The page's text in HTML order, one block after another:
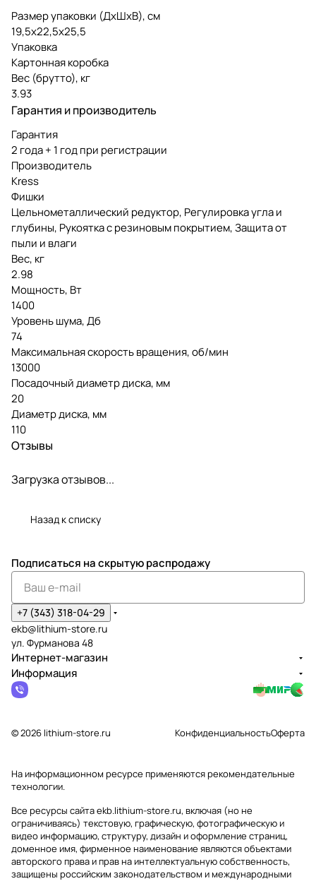
Размер упаковки (ДxШxВ), см
19,5x22,5x25,5
Упаковка
Картонная коробка
Вес (брутто), кг
3.93
Гарантия и производитель
Гарантия
2 года + 1 год при регистрации
Производитель
Kress
Фишки
Цельнометаллический редуктор, Регулировка угла и
глубины, Рукоятка с резиновым покрытием, Защита от
пыли и влаги
Вес, кг
2.98
Мощность, Вт
1400
Уровень шума, Дб
74
Максимальная скорость вращения, об/мин
13000
Посадочный диаметр диска, мм
20
Диаметр диска, мм
110
Отзывы
Загрузка отзывов...
Назад к списку
Подписаться на скрытую распродажу
+7 (343) 318-04-29
ekb@lithium-store.ru
ул. Фурманова 48
Интернет-магазин
Информация
© 2026 lithium-store.ru КонфиденциальностьОферта
На информационном ресурсе применяютсярекомендательные
технологии.
Все ресурсы сайта ekb.lithium-store.ru, включая (но не
ограничиваясь) текстовую, графическую, фотографическую и
видео информацию, структуру, дизайн и оформление страниц,
доменное имя, фирменное наименование являются объектами
авторского права и прав на интеллектуальную собственность,
защищены российским законодательством и международными